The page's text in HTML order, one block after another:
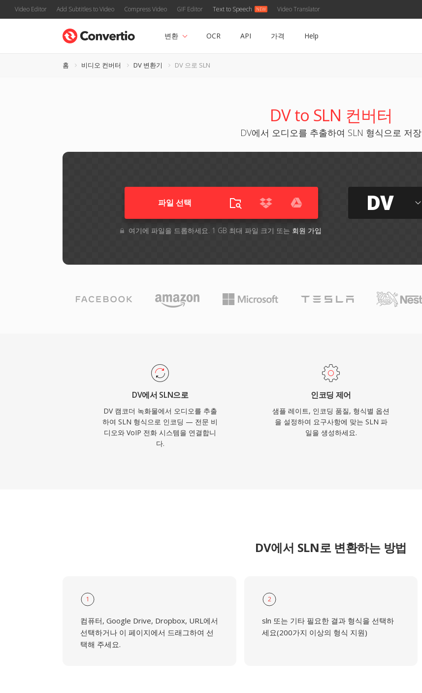
Video Editor Add Subtitles to Video Compress Video GIF Editor Text to Speech Video Translator
변환 OCR API 가격 Help
홈 비디오 컨버터 DV 변환기 DV 으로 SLN
DV to SLN 컨버터
DV에서 오디오를 추출하여 SLN 형식으로 저장
파일 선택
여기에 파일을 드롭하세요. 1 GB 최대 파일 크기 또는 회원 가입
DV
DV에서 SLN으로
DV 캠코더 녹화물에서 오디오를 추출
하여 SLN 형식으로 인코딩 — 전문 비
디오와 VoIP 전화 시스템을 연결합니
다.
인코딩 제어
샘플 레이트, 인코딩 품질, 형식별 옵션
을 설정하여 요구사항에 맞는 SLN 파
일을 생성하세요.
DV에서 SLN로 변환하는 방법
1
컴퓨터, Google Drive, Dropbox, URL에서
선택하거나 이 페이지에서 드래그하여 선
택해 주세요.
2
sln 또는 기타 필요한 결과 형식을 선택하
세요(200가지 이상의 형식 지원)